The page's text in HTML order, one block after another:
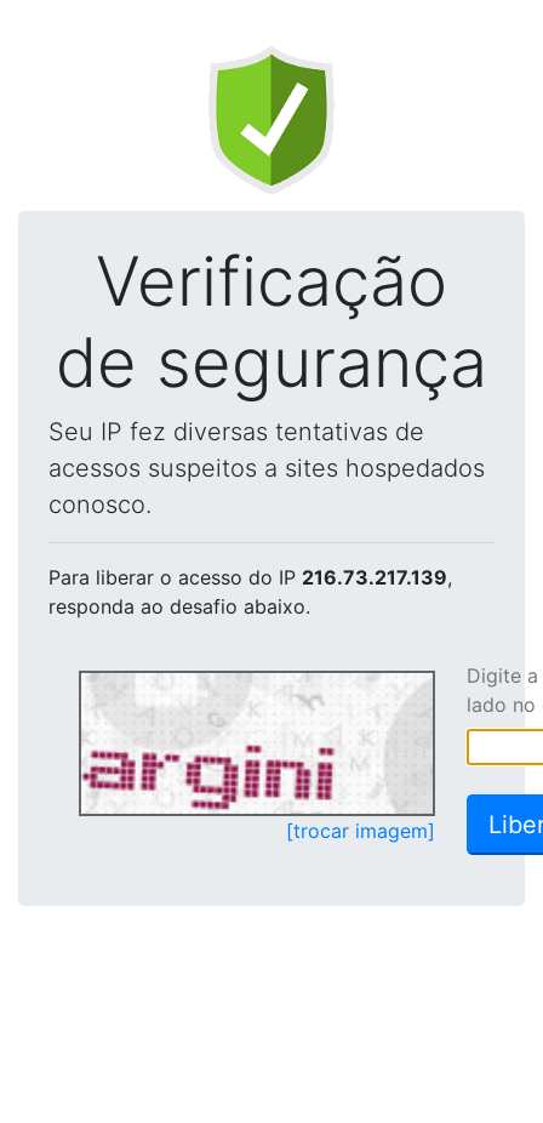
Verificação
de segurança
Seu IP fez diversas tentativas de
acessos suspeitos a sites hospedados
conosco.
Para liberar o acesso do IP 216.73.217.139,
responda ao desafio abaixo.
[trocar imagem]
Digite
lado no